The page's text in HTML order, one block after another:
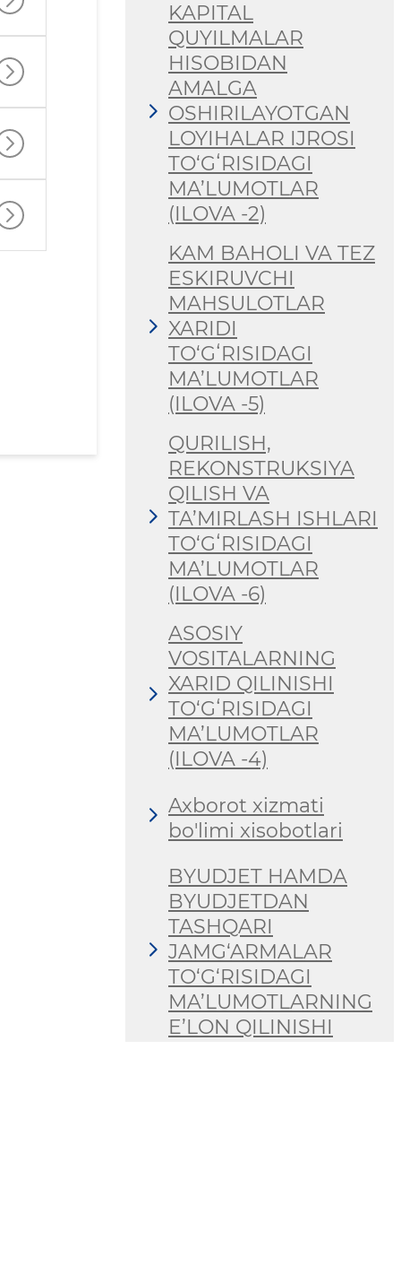
KAPITAL
QUYILMALAR
HISOBIDAN
AMALGA
OSHIRILAYOTGAN
LOYIHALAR IJROSI
TO‘GʻRISIDAGI
MA’LUMOTLAR
(ILOVA -2)
KAM BAHOLI VA TEZ
ESKIRUVCHI
MAHSULOTLAR
XARIDI
TO‘GʻRISIDAGI
MA’LUMOTLAR
(ILOVA -5)
QURILISH,
REKONSTRUKSIYA
QILISH VA
TA’MIRLASH ISHLARI
TO‘GʻRISIDAGI
MA’LUMOTLAR
(ILOVA -6)
ASOSIY
VOSITALARNING
XARID QILINISHI
TO‘GʻRISIDAGI
MA’LUMOTLAR
(ILOVA -4)
Axborot xizmati
bo'limi xisobotlari
BYUDJET HAMDA
BYUDJETDAN
TASHQARI
JAMG‘ARMALAR
TO‘G‘RISIDAGI
MA’LUMOTLARNING
E’LON QILINISHI